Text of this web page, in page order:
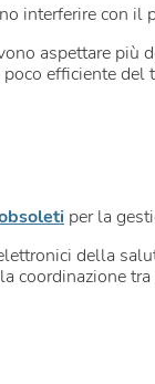
interferire con il
aspettare più
efficiente
per la
della
coordinazione